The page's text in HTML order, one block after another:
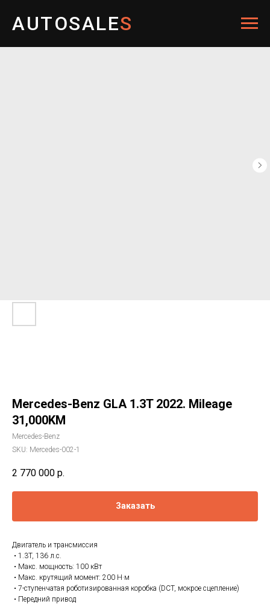
AUTOSALES
Mercedes-Benz GLA 1.3T 2022. Mileage
31,000KM
Mercedes-Benz
SKU: Mercedes-002-1
2 770 000 р.
Заказать
Двигатель и трансмиссия
• 1.3T, 136 л.с.
• Макс. мощность: 100 кВт
• Макс. крутящий момент: 200 Н·м
• 7-ступенчатая роботизированная коробка (DCT, мокрое сцепление)
• Передний привод